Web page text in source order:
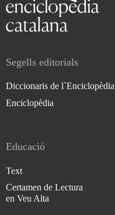
Segells editorials
Diccionaris de l`Enciclopèdia
Enciclopèdia
Educació
Text
Certamen de Lectura
en Veu Alta